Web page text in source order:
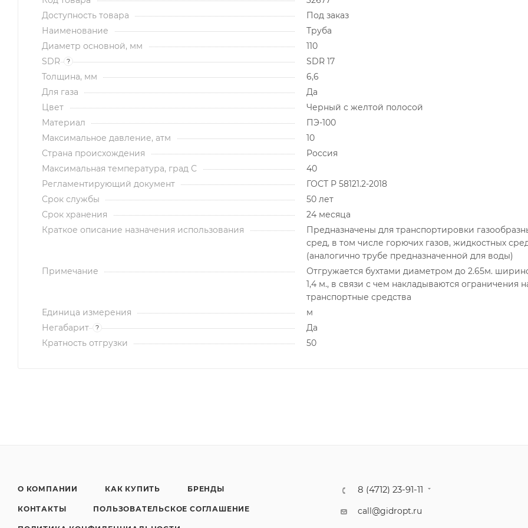
Доступность товара
Под заказ
Наименование
Труба
Диаметр основной, мм
110
SDR
?
SDR 17
Толщина, мм
6,6
Для газа
Да
Цвет
Черный с желтой полосой
Материал
ПЭ-100
Максимальное давление, атм
10
Страна происхождения
Россия
Максимальная температура, град С
40
Регламентирующий документ
ГОСТ Р 58121.2-2018
Срок службы
50 лет
Срок хранения
24 месяца
Краткое описание назначения использования
Предназначены для транспортировки
сред, в том числе горючих газов, жидкостных
(аналогично трубе предназначенной для воды)
Примечание
Отгружается бухтами диаметром до 2.65м.
1,4 м., в связи с чем накладываются ограничения
транспортные средства
Единица измерения
м
Негабарит
?
Да
Кратность отгрузки
50
О КОМПАНИИ КАК КУПИТЬ БРЕНДЫ
КОНТАКТЫ ПОЛЬЗОВАТЕЛЬСКОЕ СОГЛАШЕНИЕ
8 (4712) 23-91-11
call@gidropt.ru